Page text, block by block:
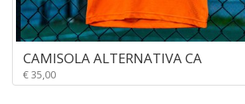
CAMISOLA ALTERNATIVA CA
€ 35,00